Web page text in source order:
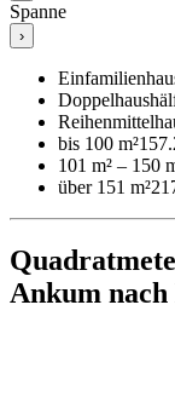
Spanne
›
bis 100 m²
101 m² – 150
über 151 m²
Ankum